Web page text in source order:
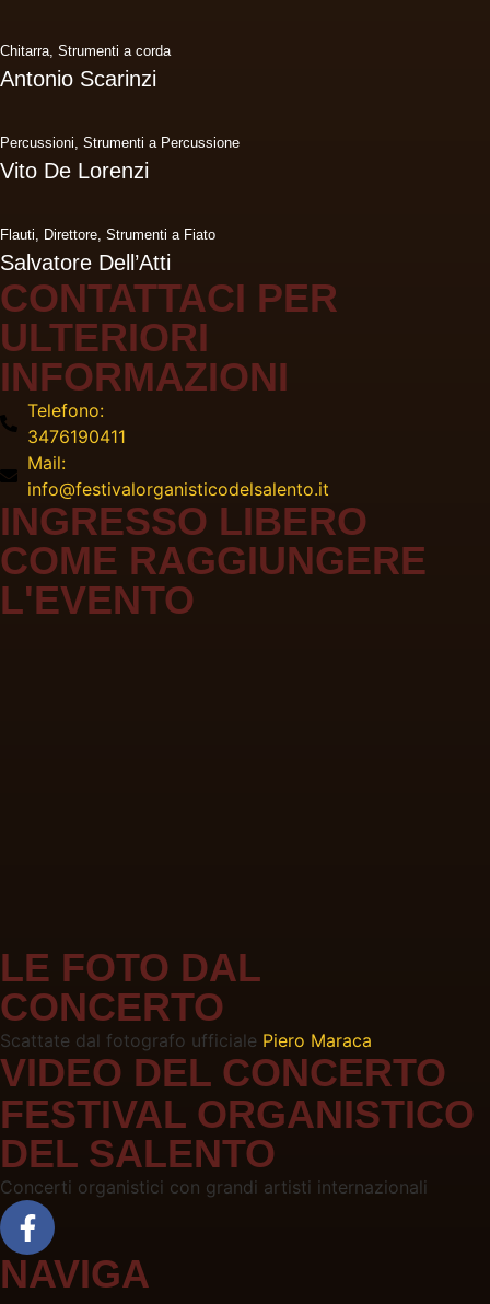
Chitarra, Strumenti a corda
Antonio Scarinzi
Percussioni, Strumenti a Percussione
Vito De Lorenzi
Flauti, Direttore, Strumenti a Fiato
Salvatore Dell’Atti
CONTATTACI PER
ULTERIORI
INFORMAZIONI
Telefono:
3476190411
Mail:
info@festivalorganisticodelsalento.it
INGRESSO LIBERO
COME RAGGIUNGERE
L'EVENTO
LE FOTO DAL
CONCERTO
Scattate dal fotografo ufficiale Piero Maraca
VIDEO DEL CONCERTO
FESTIVAL ORGANISTICO
DEL SALENTO
Concerti organistici con grandi artisti internazionali
NAVIGA